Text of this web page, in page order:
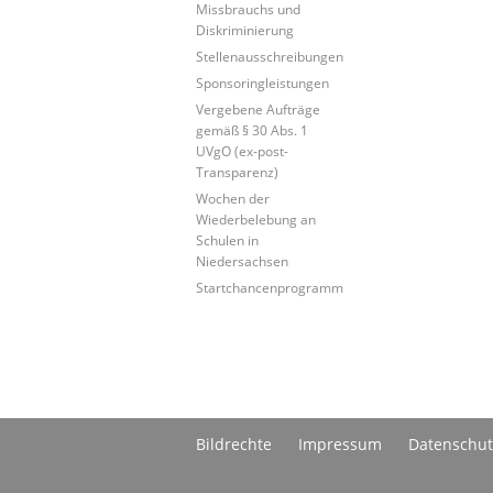
Missbrauchs und
Diskriminierung
Stellenausschreibungen
Sponsoringleistungen
Vergebene Aufträge
gemäß § 30 Abs. 1
UVgO (ex-post-
Transparenz)
Wochen der
Wiederbelebung an
Schulen in
Niedersachsen
Startchancenprogramm
Bildrechte Impressum